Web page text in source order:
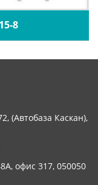
8
(Автобаза Каскан),
офис 317, 050050